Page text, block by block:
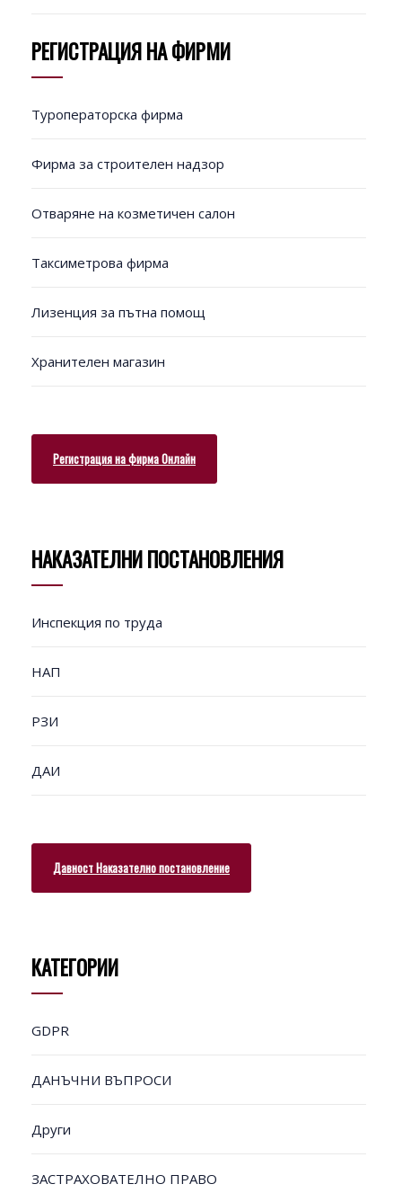
РЕГИСТРАЦИЯ НА ФИРМИ
Туроператорска фирма
Фирма за строителен надзор
Отваряне на козметичен салон
Таксиметрова фирма
Лизенция за пътна помощ
Хранителен магазин
Регистрация на фирма Онлайн
НАКАЗАТЕЛНИ ПОСТАНОВЛЕНИЯ
Инспекция по труда
НАП
РЗИ
ДАИ
Давност Наказателно постановление
КАТЕГОРИИ
GDPR
ДАНЪЧНИ ВЪПРОСИ
Други
ЗАСТРАХОВАТЕЛНО ПРАВО